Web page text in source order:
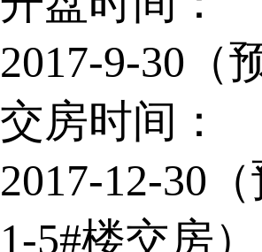
2017-9-30（
交房时间：
2017-12-30
1-5#楼交房）